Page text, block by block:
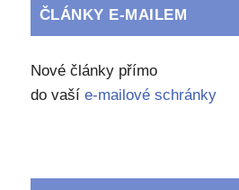
ČLÁNKY E-MAILEM
Nové články přímo
do vaší e-mailové schránky